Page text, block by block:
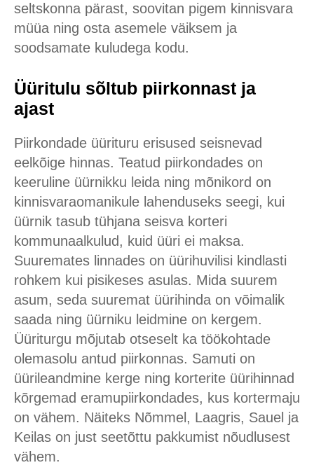
seltskonna pärast, soovitan pigem kinnisvara
müüa ning osta asemele väiksem ja
soodsamate kuludega kodu.
Üüritulu sõltub piirkonnast ja
ajast
Piirkondade üürituru erisused seisnevad
eelkõige hinnas. Teatud piirkondades on
keeruline üürnikku leida ning mõnikord on
kinnisvaraomanikule lahenduseks seegi, kui
üürnik tasub tühjana seisva korteri
kommunaalkulud, kuid üüri ei maksa.
Suuremates linnades on üürihuvilisi kindlasti
rohkem kui pisikeses asulas. Mida suurem
asum, seda suuremat üürihinda on võimalik
saada ning üürniku leidmine on kergem.
Üüriturgu mõjutab otseselt ka töökohtade
olemasolu antud piirkonnas. Samuti on
üürileandmine kerge ning korterite üürihinnad
kõrgemad eramupiirkondades, kus kortermaju
on vähem. Näiteks Nõmmel, Laagris, Sauel ja
Keilas on just seetõttu pakkumist nõudlusest
vähem.